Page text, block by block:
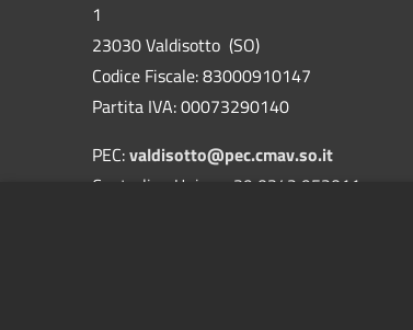
1
23030 Valdisotto (SO)
Codice Fiscale: 83000910147
Partita IVA: 00073290140
PEC:valdisotto@pec.cmav.so.it
Centralino Unico: +39 0342 952011